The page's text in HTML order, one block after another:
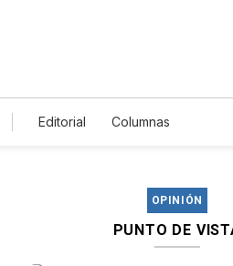
Editorial Columnas
OPINIÓN
PUNTO DE